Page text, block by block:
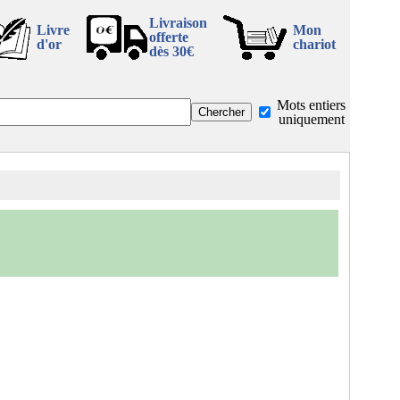
Livre
d'or
Livraison
offerte
dès 30€
Mon
chariot
Mots entiers
uniquement